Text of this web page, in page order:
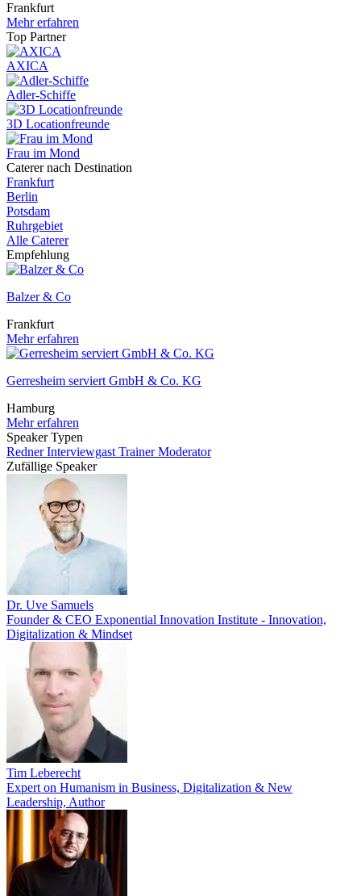
Frankfurt
Mehr erfahren
Top Partner
AXICA
Adler-Schiffe
3D Locationfreunde
Frau im Mond
Caterer nach Destination
Frankfurt
Berlin
Potsdam
Ruhrgebiet
Alle Caterer
Empfehlung
Balzer & Co
Frankfurt
Mehr erfahren
Gerresheim serviert GmbH & Co. KG
Hamburg
Mehr erfahren
Speaker Typen
RednerInterviewgast TrainerModerator
Zufällige Speaker
Dr. Uve Samuels
Founder & CEO Exponential Innovation Institute - Innovation,
Digitalization & Mindset
Tim Leberecht
Expert on Humanism in Business, Digitalization & New
Leadership, Author